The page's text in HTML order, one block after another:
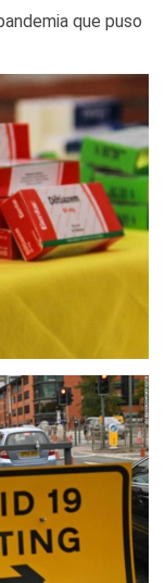
que puso